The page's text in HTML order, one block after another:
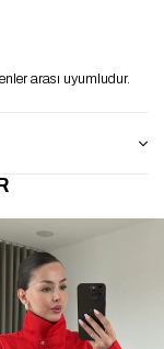
arası uyumludur.